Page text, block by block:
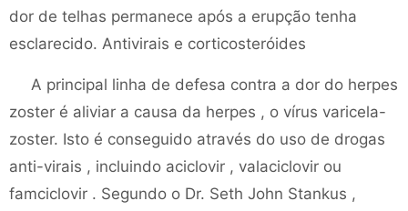
dor de telhas permanece após a erupção tenha
esclarecido. Antivirais e corticosteróides
A principal linha de defesa contra a dor do herpes
zoster é aliviar a causa da herpes , o vírus varicela-
zoster. Isto é conseguido através do uso de drogas
anti-virais , incluindo aciclovir , valaciclovir ou
famciclovir . Segundo o Dr. Seth John Stankus ,